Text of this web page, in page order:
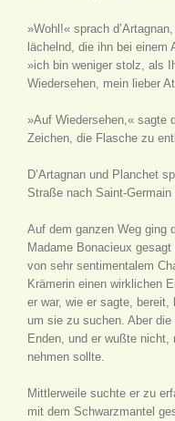
»Wohl!« sprach
lächelnd, die ihn bei einem
»ich bin weniger stolz, als
Wiedersehen, mein lieber
»Auf Wiedersehen,« sagte
Zeichen, die Flasche zu
D’Artagnan und Planchet
Straße nach Saint-Germain
Auf dem ganzen Weg ging
Madame Bonacieux
von sehr sentimentalem
Krämerin einen wirklichen
er war, wie er sagte,
um sie zu suchen. Aber
Enden, und er wußte
nehmen sollte.
Mittlerweile suchte er zu
mit dem Schwarzmantel